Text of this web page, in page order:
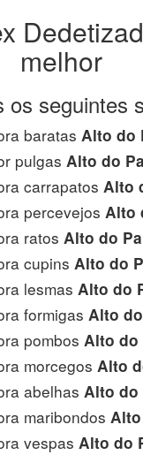
melhor
os seguintes
baratas Alto do
pulgas Alto do
carrapatos Alto
percevejos Alto
ratos Alto do
cupins Alto do
lesmas Alto do
formigas Alto
pombos Alto do
morcegos Alto
abelhas Alto do
maribondos
vespas Alto do